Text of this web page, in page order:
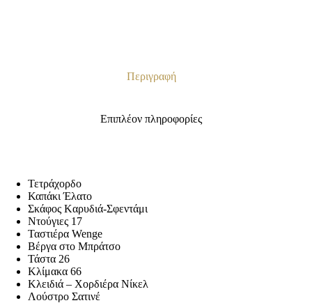
Περιγραφή
Επιπλέον πληροφορίες
Τετράχορδο
Καπάκι Έλατο
Σκάφος Kαρυδιά-Σφεντάμι
Ντούγιες 17
Ταστιέρα Wenge
Βέργα στο Μπράτσο
Τάστα 26
Κλίμακα 66
Κλειδιά – Χορδιέρα Νίκελ
Λούστρο Σατινέ